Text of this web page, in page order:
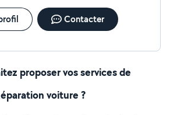
Contacter
proposer vos services de
voiture ?